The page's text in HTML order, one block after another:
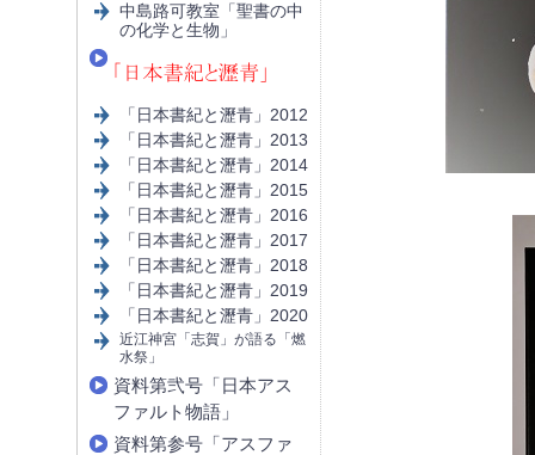
中島路可教室「聖書の中
の化学と生物」
「日本書紀と瀝青」2012
「日本書紀と瀝青」2013
「日本書紀と瀝青」2014
「日本書紀と瀝青」2015
「日本書紀と瀝青」2016
「日本書紀と瀝青」2017
「日本書紀と瀝青」2018
「日本書紀と瀝青」2019
「日本書紀と瀝青」2020
近江神宮「志賀」が語る「燃
水祭」
資料第弐号「日本アス
ファルト物語」
資料第参号「アスファ